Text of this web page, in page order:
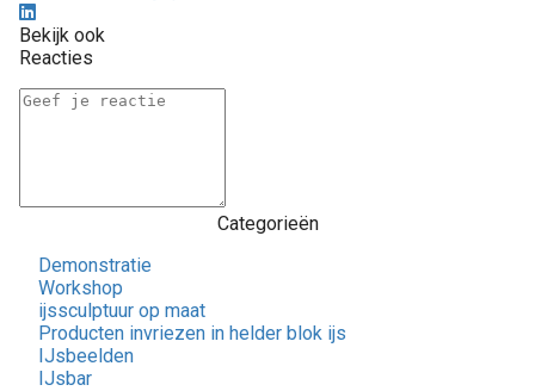
Bekijk ook
Reacties
Categorieën
Demonstratie
Workshop
ijssculptuur op maat
Producten invriezen in helder blok ijs
IJsbeelden
IJsbar